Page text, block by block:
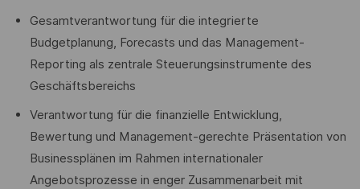
Gesamtverantwortung für die integrierte
Budgetplanung, Forecasts und das Management-
Reporting als zentrale Steuerungsinstrumente des
Geschäftsbereichs
Verantwortung für die finanzielle Entwicklung,
Bewertung und Management-gerechte Präsentation von
Businessplänen im Rahmen internationaler
Angebotsprozesse in enger Zusammenarbeit mit